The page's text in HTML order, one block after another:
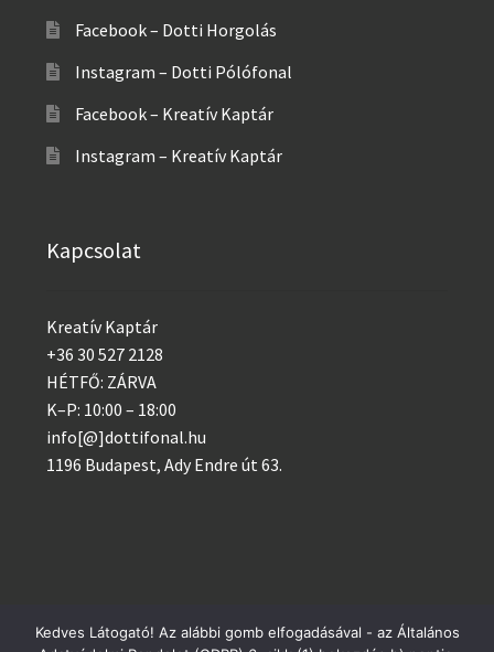
Facebook – Dotti Horgolás
Instagram – Dotti Pólófonal
Facebook – Kreatív Kaptár
Instagram – Kreatív Kaptár
Kapcsolat
Kreatív Kaptár
+36 30 527 2128
HÉTFŐ: ZÁRVA
K–P: 10:00 – 18:00
info[@]dottifonal.hu
1196 Budapest, Ady Endre út 63.
Kedves Látogató! Az alábbi gomb elfogadásával - az Általános